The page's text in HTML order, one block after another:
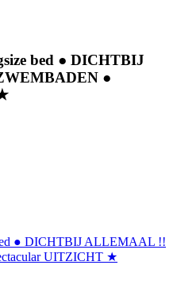
bed ● DICHTBIJ
●
● DICHTBIJ ALLEMAAL !!
UITZICHT ★